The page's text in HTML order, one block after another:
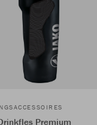
Premium